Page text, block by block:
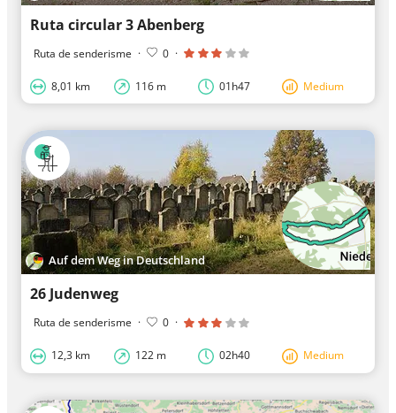
Ruta circular 3 Abenberg
Ruta de senderisme · 0 ·
8,01 km 116 m 01h47 Medium
Auf dem Weg in Deutschland
26 Judenweg
Ruta de senderisme · 0 ·
12,3 km 122 m 02h40 Medium